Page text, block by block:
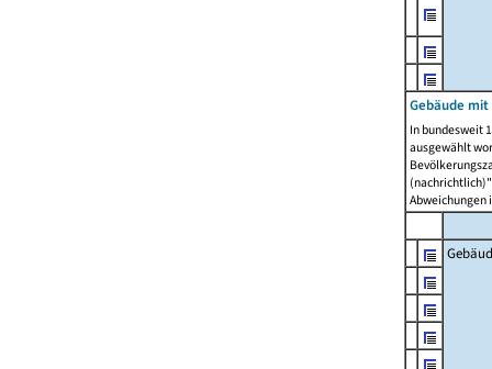
Gebäude
In bundesweit
ausgewählt
Abweichungen